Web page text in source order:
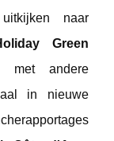
naar
Green
met andere
in nieuwe